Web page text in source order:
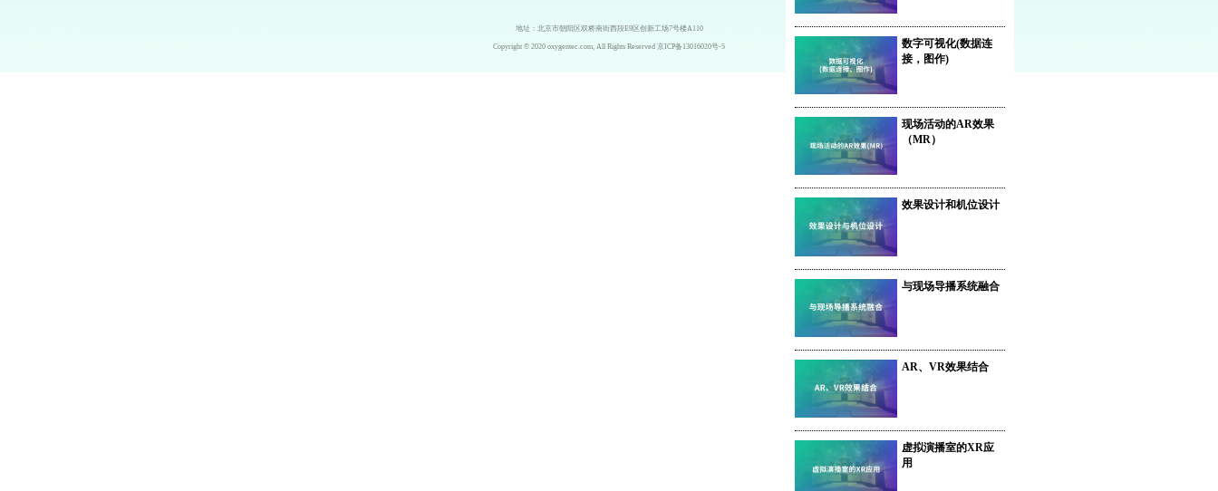
数字可视化(数据连
接，图作)
现场活动的AR效果
（MR）
效果设计和机位设计
与现场导播系统融合
AR、VR效果结合
虚拟演播室的XR应
用
地址：北京市朝阳区双桥南街西段E9区创新工场7号楼A110
Copyright © 2020 oxygentec.com, All Rights Reserved 京ICP备13016020号-5